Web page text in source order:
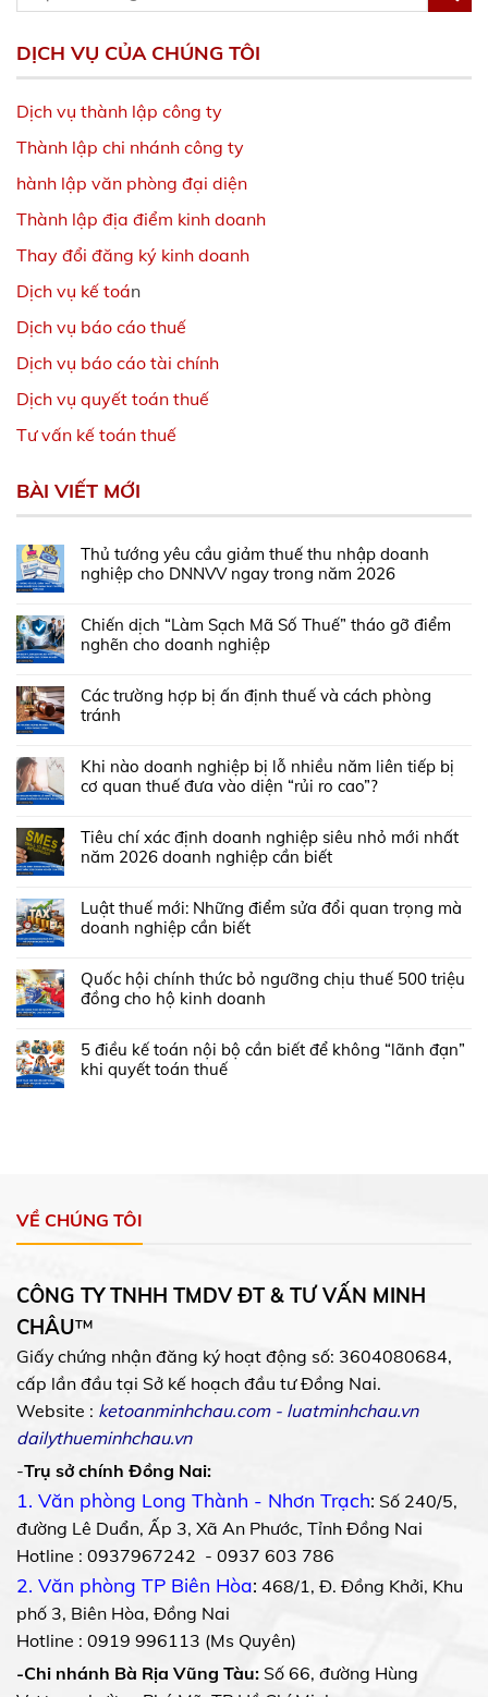
DỊCH VỤ CỦA CHÚNG TÔI
Dịch vụ thành lập công ty
Thành lập chi nhánh công ty
hành lập văn phòng đại diện
Thành lập địa điểm kinh doanh
Thay đổi đăng ký kinh doanh
Dịch vụ kế toán
Dịch vụ báo cáo thuế
Dịch vụ báo cáo tài chính
Dịch vụ quyết toán thuế
Tư vấn kế toán thuế
BÀI VIẾT MỚI
Thủ tướng yêu cầu giảm thuế thu nhập doanh
nghiệp cho DNNVV ngay trong năm 2026
Chiến dịch “Làm Sạch Mã Số Thuế” tháo gỡ điểm
nghẽn cho doanh nghiệp
Các trường hợp bị ấn định thuế và cách phòng
tránh
Khi nào doanh nghiệp bị lỗ nhiều năm liên tiếp bị
cơ quan thuế đưa vào diện “rủi ro cao”?
Tiêu chí xác định doanh nghiệp siêu nhỏ mới nhất
năm 2026 doanh nghiệp cần biết
Luật thuế mới: Những điểm sửa đổi quan trọng mà
doanh nghiệp cần biết
Quốc hội chính thức bỏ ngưỡng chịu thuế 500 triệu
đồng cho hộ kinh doanh
5 điều kế toán nội bộ cần biết để không “lãnh đạn”
khi quyết toán thuế
VỀ CHÚNG TÔI
CÔNG TY TNHH TMDV ĐT & TƯ VẤN MINH
CHÂU™
Giấy chứng nhận đăng ký hoạt động số: 3604080684,
cấp lần đầu tại Sở kế hoạch đầu tư Đồng Nai.
Website : ketoanminhchau.com- luatminhchau.vn
dailythueminhchau.vn
-Trụ sở chính Đồng Nai:
1. Văn phòng Long Thành - Nhơn Trạch: Số 240/5,
đường Lê Duẩn, Ấp 3, Xã An Phước, Tỉnh Đồng Nai
Hotline : 0937967242 - 0937 603 786
2. Văn phòng TP Biên Hòa: 468/1, Đ. Đồng Khởi, Khu
phố 3, Biên Hòa, Đồng Nai
Hotline : 0919 996113 (Ms Quyên)
-Chi nhánh Bà Rịa Vũng Tàu: Số 66, đường Hùng